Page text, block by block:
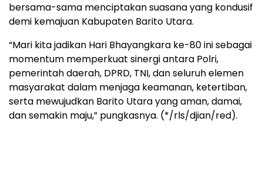
bersama-sama menciptakan suasana yang kondusif
demi kemajuan Kabupaten Barito Utara.
“Mari kita jadikan Hari Bhayangkara ke-80 ini sebagai
momentum memperkuat sinergi antara Polri,
pemerintah daerah, DPRD, TNI, dan seluruh elemen
masyarakat dalam menjaga keamanan, ketertiban,
serta mewujudkan Barito Utara yang aman, damai,
dan semakin maju,” pungkasnya. (*/rls/djian/red).